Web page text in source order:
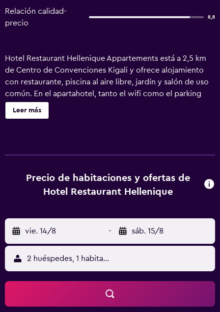
Relación calidad-
precio
8,8
Hotel Restaurant Hellenique Appartements está a 2,5 km
de Centro de Convenciones Kigali y ofrece alojamiento
con restaurante, piscina al aire libre, jardín y salón de uso
común. En el apartahotel, tanto el wifi como el parking
privado son gratis. Algunas unidades disponen de terraza
y/o patio con vistas a la ciudad o a la piscina. Hotel
Leer más
Precio de habitaciones y ofertas de
Hotel Restaurant Hellenique
vie. 14/8 - sáb. 15/8
2 huéspedes, 1 habitación